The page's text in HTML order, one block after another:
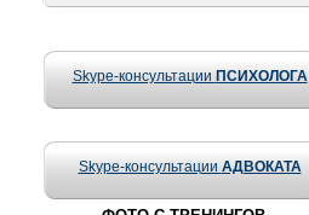
Skype-консультации ПСИХОЛОГА
Skype-консультации АДВОКАТА